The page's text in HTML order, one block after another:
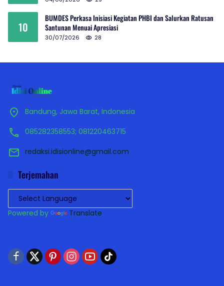
10
BUMDES Perkasa Inisiasi Kegiatan PHBI dan Salurkan Ratusan
Santunan Menuai Apresiasi
30/07/2026 28
Bandung, Jawa Barat, Indonesia
085282358553; 081220463715
redaksi.idisionline@gmail.com
Terjemahan
Powered by Translate